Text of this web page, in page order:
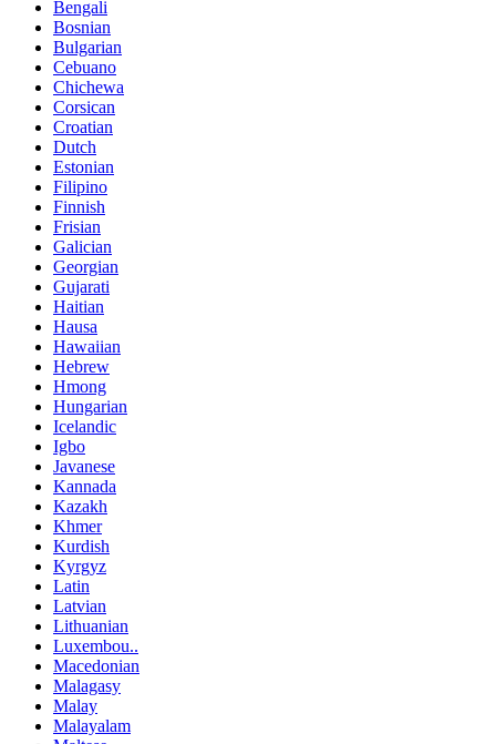
Bengali
Bosnian
Bulgarian
Cebuano
Chichewa
Corsican
Croatian
Dutch
Estonian
Filipino
Finnish
Frisian
Galician
Georgian
Gujarati
Haitian
Hausa
Hawaiian
Hebrew
Hmong
Hungarian
Icelandic
Igbo
Javanese
Kannada
Kazakh
Khmer
Kurdish
Kyrgyz
Latin
Latvian
Lithuanian
Luxembou..
Macedonian
Malagasy
Malay
Malayalam